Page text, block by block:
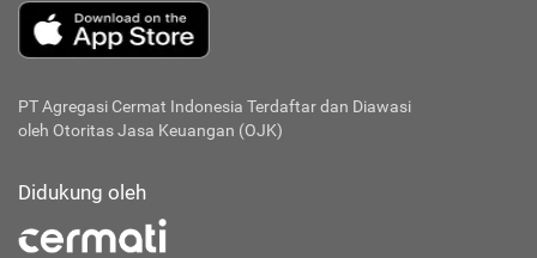
PT Agregasi Cermat Indonesia Terdaftar dan Diawasi
oleh Otoritas Jasa Keuangan (OJK)
Didukung oleh